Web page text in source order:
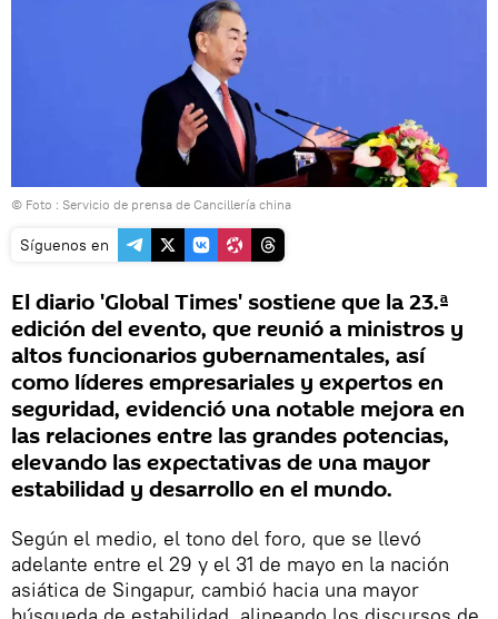
© Foto : Servicio de prensa de Cancillería china
Síguenos en
El diario 'Global Times' sostiene que la 23.ª
edición del evento, que reunió a ministros y
altos funcionarios gubernamentales, así
como líderes empresariales y expertos en
seguridad, evidenció una notable mejora en
las relaciones entre las grandes potencias,
elevando las expectativas de una mayor
estabilidad y desarrollo en el mundo.
Según el medio, el tono del foro, que se llevó
adelante entre el 29 y el 31 de mayo en la nación
asiática de Singapur, cambió hacia una mayor